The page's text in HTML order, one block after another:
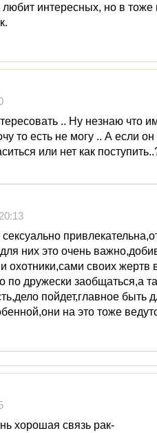
интересных, но в тоже
.. Ну незнаю что
то есть не могу .. А если
или нет как
них это очень
охотники,сами своих жертв
по дружески заобщаться,а
пойдет,главное быть
на это тоже
хорошая связь рак-